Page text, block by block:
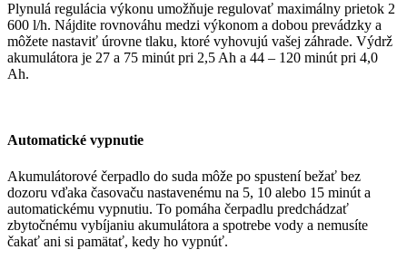
Plynulá regulácia výkonu umožňuje regulovať maximálny prietok 2
600 l/h. Nájdite rovnováhu medzi výkonom a dobou prevádzky a
môžete nastaviť úrovne tlaku, ktoré vyhovujú vašej záhrade. Výdrž
akumulátora je 27 a 75 minút pri 2,5 Ah a 44 – 120 minút pri 4,0
Ah.
Automatické vypnutie
Akumulátorové čerpadlo do suda môže po spustení bežať bez
dozoru vďaka časovaču nastavenému na 5, 10 alebo 15 minút a
automatickému vypnutiu. To pomáha čerpadlu predchádzať
zbytočnému vybíjaniu akumulátora a spotrebe vody a nemusíte
čakať ani si pamätať, kedy ho vypnúť.